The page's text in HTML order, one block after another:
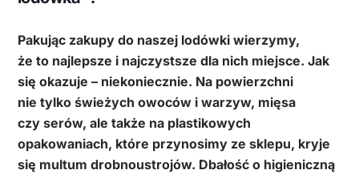
Pakując zakupy do naszej lodówki wierzymy,
że to najlepsze i najczystsze dla nich miejsce. Jak
się okazuje – niekoniecznie. Na powierzchni
nie tylko świeżych owoców i warzyw, mięsa
czy serów, ale także na plastikowych
opakowaniach, które przynosimy ze sklepu, kryje
się multum drobnoustrojów. Dbałość o higieniczną